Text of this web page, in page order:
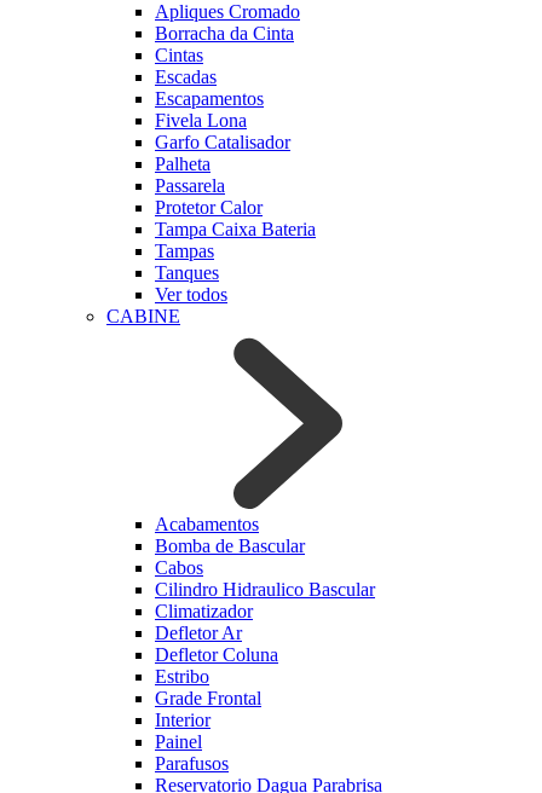
Apliques Cromado
Borracha da Cinta
Cintas
Escadas
Escapamentos
Fivela Lona
Garfo Catalisador
Palheta
Passarela
Protetor Calor
Tampa Caixa Bateria
Tampas
Tanques
Ver todos
CABINE
Acabamentos
Bomba de Bascular
Cabos
Cilindro Hidraulico Bascular
Climatizador
Defletor Ar
Defletor Coluna
Estribo
Grade Frontal
Interior
Painel
Parafusos
Reservatorio Dagua Parabrisa